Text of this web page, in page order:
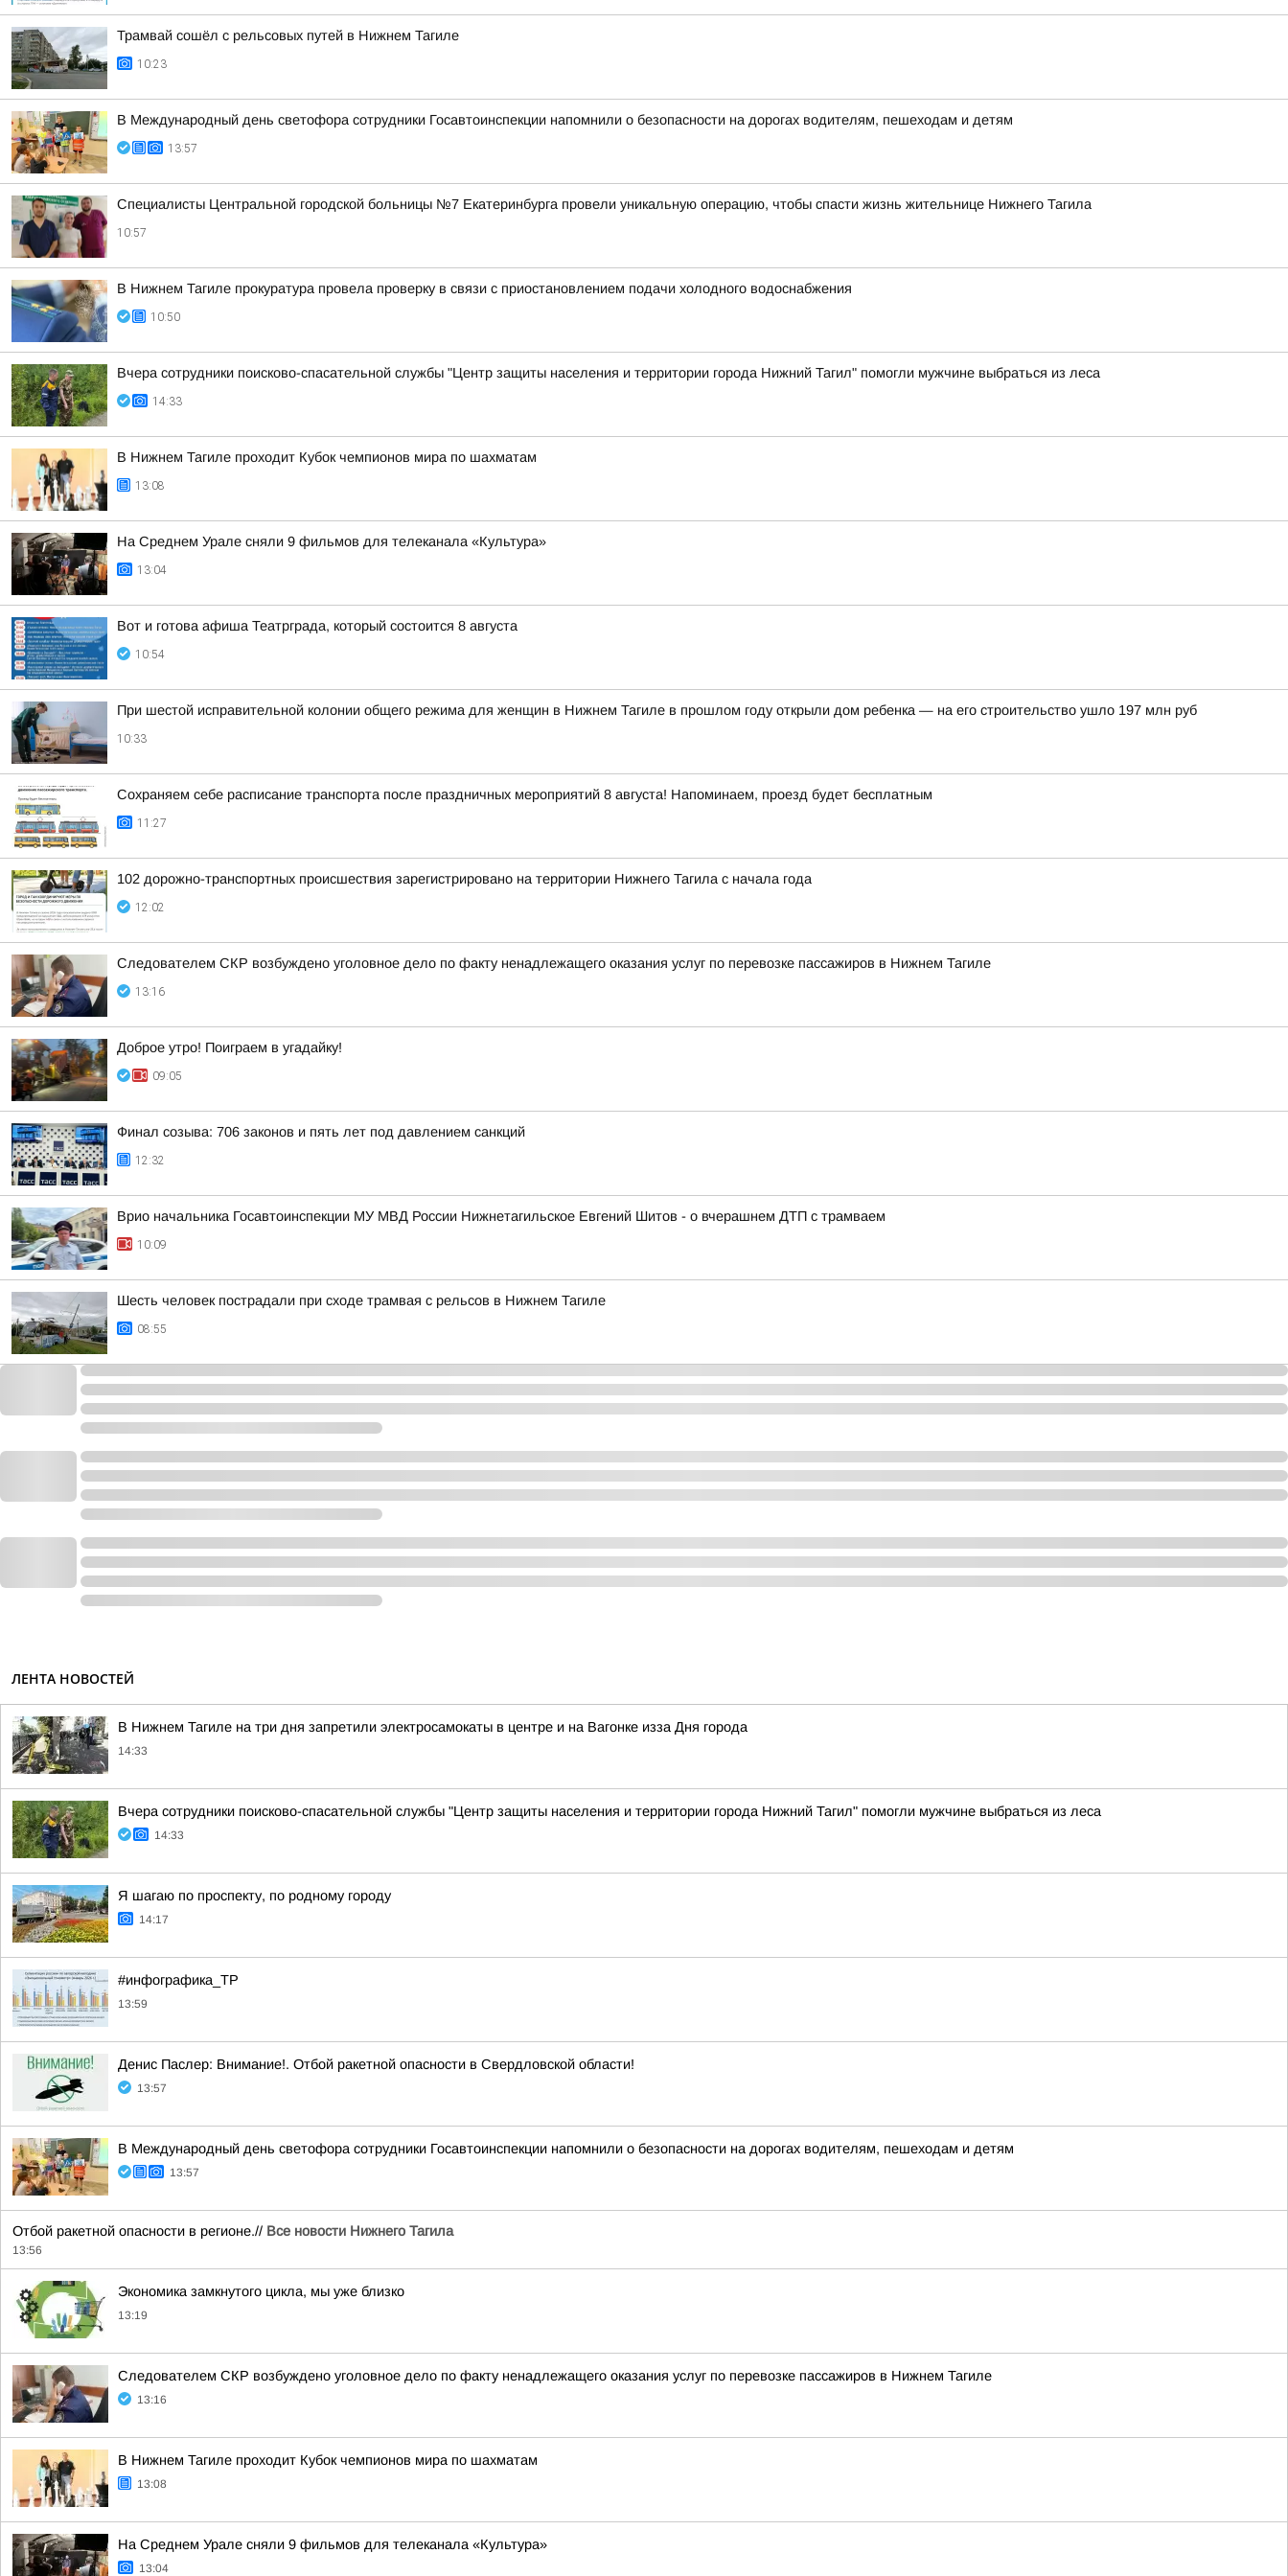
Трамвай сошёл с рельсовых путей в Нижнем Тагиле
10:23
В Международный день светофора сотрудники Госавтоинспекции напомнили о безопасности на дорогах водителям, пешеходам и детям
13:57
Специалисты Центральной городской больницы №7 Екатеринбурга провели уникальную операцию, чтобы спасти жизнь жительнице Нижнего Тагила
10:57
В Нижнем Тагиле прокуратура провела проверку в связи с приостановлением подачи холодного водоснабжения
10:50
Вчера сотрудники поисково-спасательной службы "Центр защиты населения и территории города Нижний Тагил" помогли мужчине выбраться из леса
14:33
В Нижнем Тагиле проходит Кубок чемпионов мира по шахматам
13:08
На Среднем Урале сняли 9 фильмов для телеканала «Культура»
13:04
Вот и готова афиша Театрграда, который состоится 8 августа
10:54
При шестой исправительной колонии общего режима для женщин в Нижнем Тагиле в прошлом году открыли дом ребенка — на его строительство ушло 197 млн руб
10:33
Сохраняем себе расписание транспорта после праздничных мероприятий 8 августа! Напоминаем, проезд будет бесплатным
11:27
102 дорожно-транспортных происшествия зарегистрировано на территории Нижнего Тагила с начала года
12:02
Следователем СКР возбуждено уголовное дело по факту ненадлежащего оказания услуг по перевозке пассажиров в Нижнем Тагиле
13:16
Доброе утро! Поиграем в угадайку!
09:05
Финал созыва: 706 законов и пять лет под давлением санкций
12:32
Врио начальника Госавтоинспекции МУ МВД России Нижнетагильское Евгений Шитов - о вчерашнем ДТП с трамваем
10:09
Шесть человек пострадали при сходе трамвая с рельсов в Нижнем Тагиле
08:55
ЛЕНТА НОВОСТЕЙ
В Нижнем Тагиле на три дня запретили электросамокаты в центре и на Вагонке изза Дня города
14:33
Вчера сотрудники поисково-спасательной службы "Центр защиты населения и территории города Нижний Тагил" помогли мужчине выбраться из леса
14:33
Я шагаю по проспекту, по родному городу
14:17
#инфографика_ТР
13:59
Денис Паслер: Внимание!. Отбой ракетной опасности в Свердловской области!
13:57
В Международный день светофора сотрудники Госавтоинспекции напомнили о безопасности на дорогах водителям, пешеходам и детям
13:57
Отбой ракетной опасности в регионе.// Все новости Нижнего Тагила
13:56
Экономика замкнутого цикла, мы уже близко
13:19
Следователем СКР возбуждено уголовное дело по факту ненадлежащего оказания услуг по перевозке пассажиров в Нижнем Тагиле
13:16
В Нижнем Тагиле проходит Кубок чемпионов мира по шахматам
13:08
На Среднем Урале сняли 9 фильмов для телеканала «Культура»
13:04